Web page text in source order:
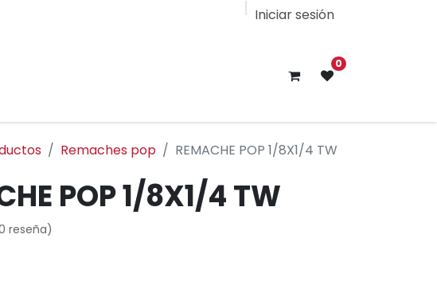
Iniciar sesión
0
Remaches pop REMACHE POP 1/8X1/4 TW
POP 1/8X1/4 TW
reseña)